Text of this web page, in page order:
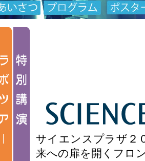
谷保 芳孝 (特別研究員)
時間
１１：３０ ～ １２：３０
場所
１号館１階講堂
谷保 特別研究員は入社以来
各ツアーで背景色がついているツア
ください。詳細は
物性科学基礎研究所 [コースA]
すべてが凍りつく極低温の世界へ
～低温物性研究棟の見学～
物性科学基礎研究所 [コースC]
時間
１６：００
場所
１号館１階
伊澤先生は、現在
バ」や 「光導波路
サイエンスプラザ２
来への扉を開くフロ